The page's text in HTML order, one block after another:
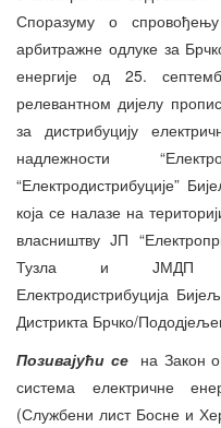
Споразуму о
арбитражне одлуке за
енергије од 25.
релевантном дијелу
за дистрибуцију
надлежности
“Електродистрибуције”
која се налазе на
власништву ЈП
Тузла и ЈМДП
Електродистрибуција
Дистрикта Брчко/
Позивајући се на Закон
система електричне
(Службени лист Босне и